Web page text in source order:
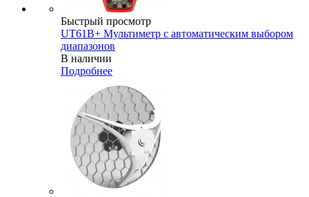
Быстрый просмотр
UT61B+ Мультиметр с автоматическим выбором
диапазонов
В наличии
Подробнее